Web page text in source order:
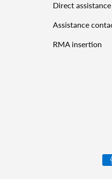
Direct assistance
Assistance
RMA insertion